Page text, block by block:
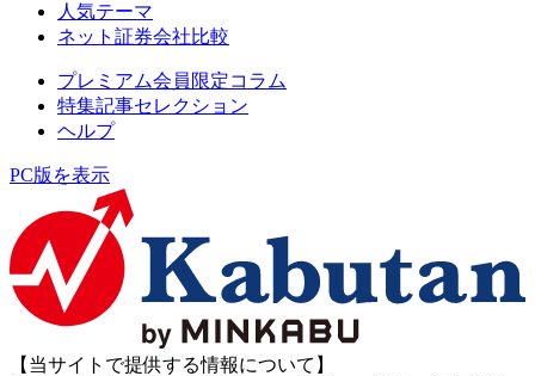
人気テーマ
ネット証券会社比較
プレミアム会員限定コラム
特集記事セレクション
ヘルプ
PC版を表示
【当サイトで提供する情報について】